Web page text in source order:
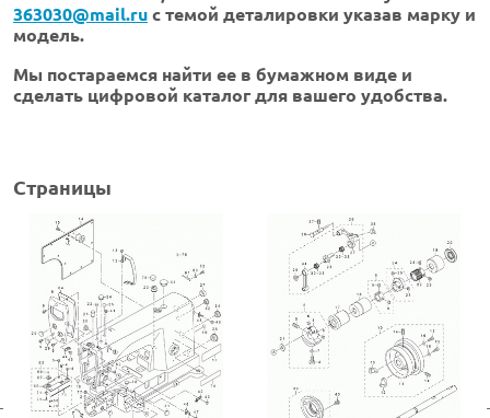
363030@mail.ru с темой деталировки указав марку и
модель.
Мы постараемся найти ее в бумажном виде и
сделать цифровой каталог для вашего удобства.
Страницы